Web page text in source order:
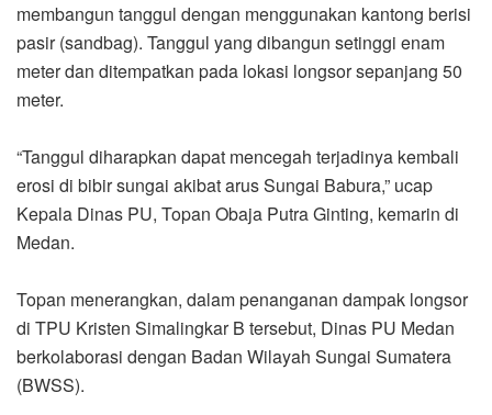
membangun tanggul dengan menggunakan kantong berisi
pasir (sandbag). Tanggul yang dibangun setinggi enam
meter dan ditempatkan pada lokasi longsor sepanjang 50
meter.
“Tanggul diharapkan dapat mencegah terjadinya kembali
erosi di bibir sungai akibat arus Sungai Babura,” ucap
Kepala Dinas PU, Topan Obaja Putra Ginting, kemarin di
Medan.
Topan menerangkan, dalam penanganan dampak longsor
di TPU Kristen Simalingkar B tersebut, Dinas PU Medan
berkolaborasi dengan Badan Wilayah Sungai Sumatera
(BWSS).